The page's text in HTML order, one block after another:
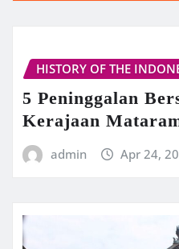
HISTORY OF THE
5 Peninggalan
Kerajaan
admin Apr 24,